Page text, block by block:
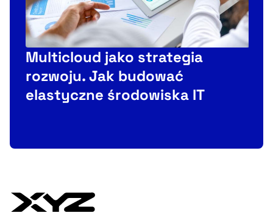
Multicloud jako strategia
rozwoju. Jak budować
elastyczne środowiska IT